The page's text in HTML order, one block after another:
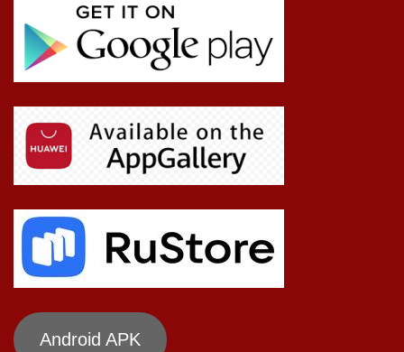
Android APK